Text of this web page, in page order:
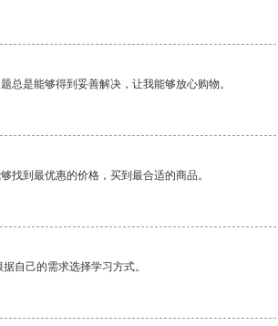
总是能够得到妥善解决，让我能够放心购物。
找到最优惠的价格，买到最合适的商品。
自己的需求选择学习方式。